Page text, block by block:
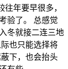
往年要早很多，
验了。 总感觉
冬就接二连三地
也只能选择将
下，也会抬头